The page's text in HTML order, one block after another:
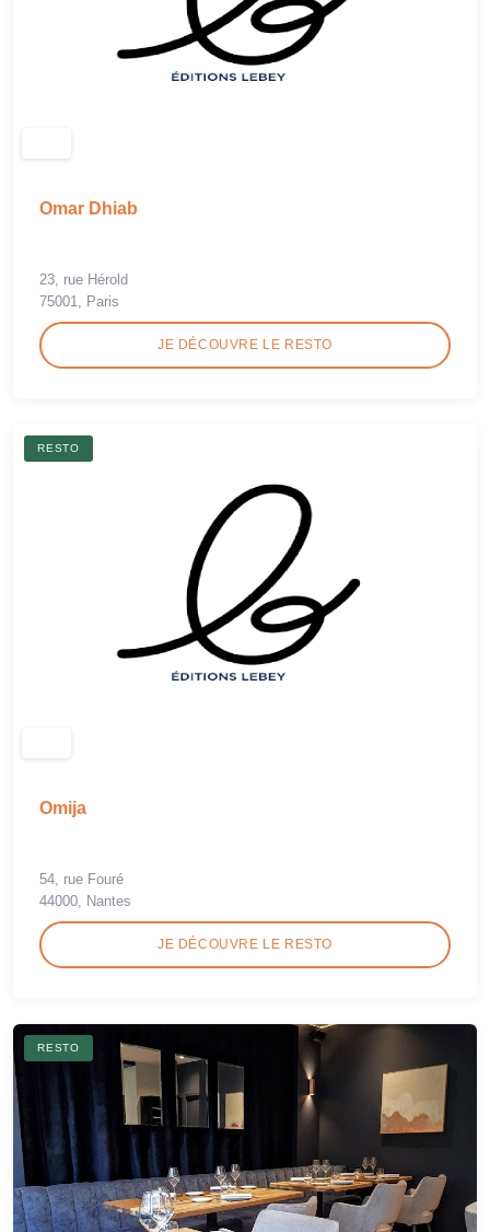
Omar Dhiab
23, rue Hérold
75001, Paris
JE DÉCOUVRE LE RESTO
RESTO
Omija
54, rue Fouré
44000, Nantes
JE DÉCOUVRE LE RESTO
RESTO